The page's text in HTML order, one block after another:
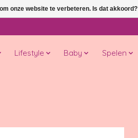
Lifestyle Baby Spelen
onze website te verbeteren. Is dat akkoord?